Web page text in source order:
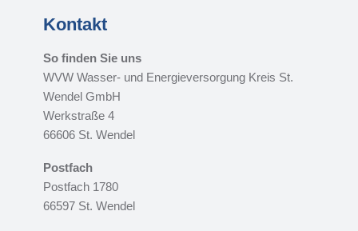
Kontakt
So finden Sie uns
WVW Wasser- und Energieversorgung Kreis St.
Wendel GmbH
Werkstraße 4
66606 St. Wendel
Postfach
Postfach 1780
66597 St. Wendel